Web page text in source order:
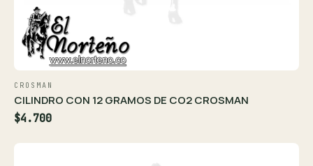
CROSMAN
CILINDRO CON 12 GRAMOS DE CO2 CROSMAN
$4.700